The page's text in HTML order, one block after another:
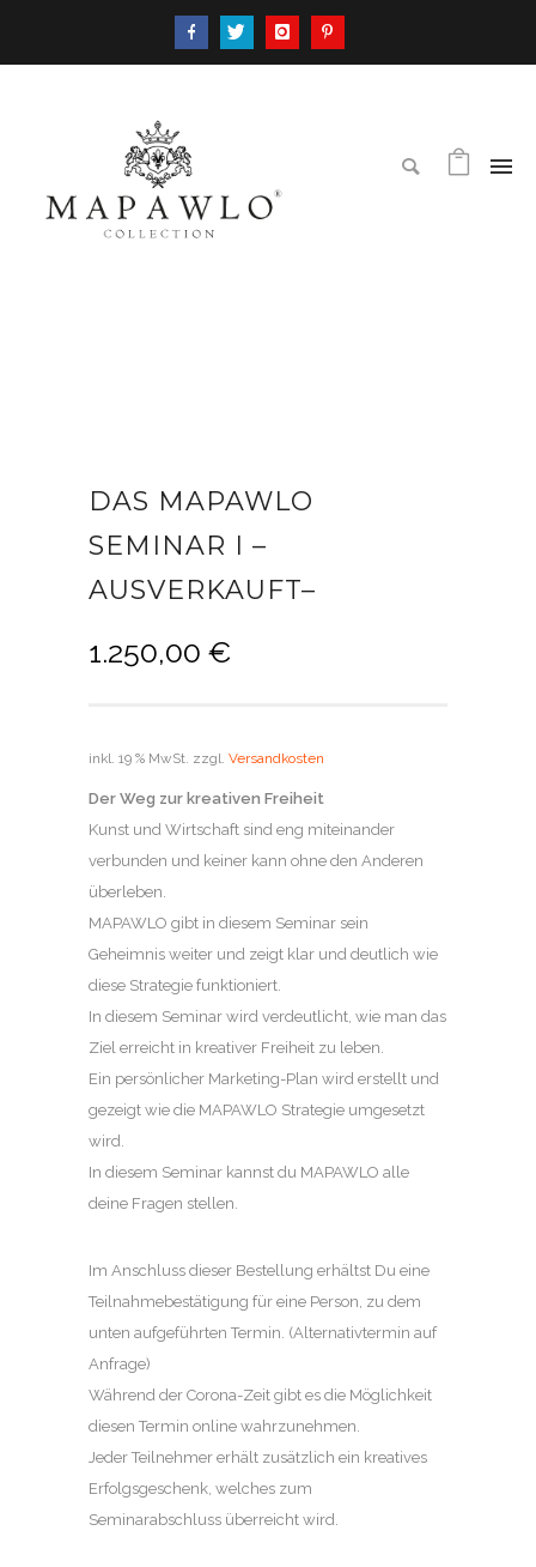
DAS MAPAWLO
SEMINAR I –
AUSVERKAUFT–
1.250,00 €
inkl. 19 % MwSt. zzgl. Versandkosten
Der Weg zur kreativen Freiheit
Kunst und Wirtschaft sind eng miteinander
verbunden und keiner kann ohne den Anderen
überleben.
MAPAWLO gibt in diesem Seminar sein
Geheimnis weiter und zeigt klar und deutlich wie
diese Strategie funktioniert.
In diesem Seminar wird verdeutlicht, wie man das
Ziel erreicht in kreativer Freiheit zu leben.
Ein persönlicher Marketing-Plan wird erstellt und
gezeigt wie die MAPAWLO Strategie umgesetzt
wird.
In diesem Seminar kannst du MAPAWLO alle
deine Fragen stellen.
Im Anschluss dieser Bestellung erhältst Du eine
Teilnahmebestätigung für eine Person, zu dem
unten aufgeführten Termin. (Alternativtermin auf
Anfrage)
Während der Corona-Zeit gibt es die Möglichkeit
diesen Termin online wahrzunehmen.
Jeder Teilnehmer erhält zusätzlich ein kreatives
Erfolgsgeschenk, welches zum
Seminarabschluss überreicht wird.